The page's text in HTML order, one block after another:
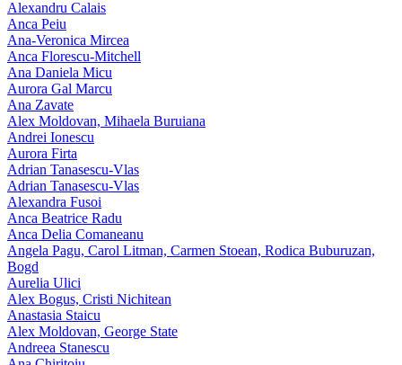
Alexandru Calais
Anca Peiu
Ana-Veronica Mircea
Anca Florescu-Mitchell
Ana Daniela Micu
Aurora Gal Marcu
Ana Zavate
Alex Moldovan, Mihaela Buruiana
Andrei Ionescu
Aurora Firta
Adrian Tanasescu‑Vlas
Adrian Tanasescu-Vlas
Alexandra Fusoi
Anca Beatrice Radu
Anca Delia Comaneanu
Angela Pagu, Carol Litman, Carmen Stoean, Rodica Buburuzan,
Bogd
Aurelia Ulici
Alex Bogus, Cristi Nichitean
Anastasia Staicu
Alex Moldovan, George State
Andreea Stanescu